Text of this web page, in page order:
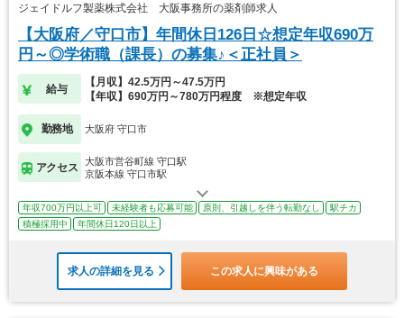
ジェイドルフ製薬株式会社 大阪事務所の薬剤師求人
【大阪府／守口市】年間休日126日☆想定年収690万
円～◎学術職（課長）の募集♪＜正社員＞
給与
【月収】42.5万円～47.5万円
【年収】690万円～780万円程度 ※想定年収
勤務地 大阪府 守口市
アクセス
大阪市営谷町線 守口駅
京阪本線 守口市駅
年収700万円以上可 未経験者も応募可能 原則、引越しを伴う転勤なし
駅チカ
積極採用中
年間休日120日以上
求人の詳細を見る この求人に興味がある